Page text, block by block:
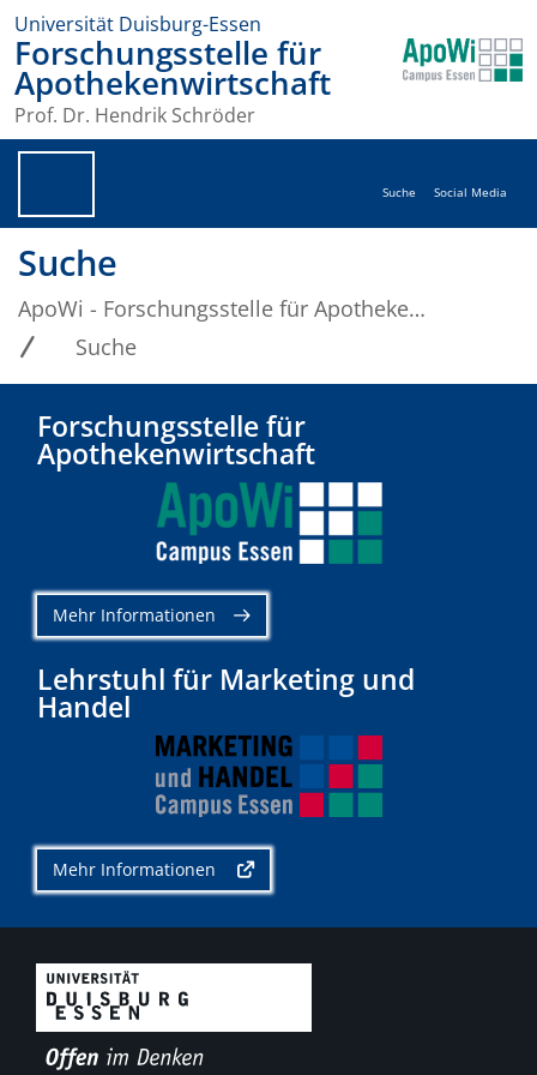
Universität Duisburg-Essen
Forschungsstelle für
Apothekenwirtschaft
Prof. Dr. Hendrik Schröder
Suche Social Media
Suche
ApoWi - Forschungsstelle für Apothekenwirtschaft
Suche
Forschungsstelle für
Apothekenwirtschaft
Mehr Informationen
Lehrstuhl für Marketing und
Handel
Mehr Informationen